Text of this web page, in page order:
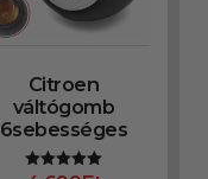
Citroen
váltógomb
6sebességes